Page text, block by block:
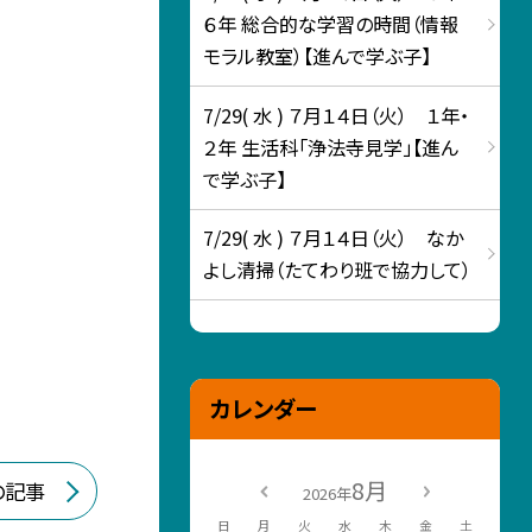
事
６年 総合的な学習の時間（情報
モラル教室）【進んで学ぶ子】
7/29( 水 ) ７月１４日（火） １年・
２年 生活科「浄法寺見学」【進ん
で学ぶ子】
7/29( 水 ) ７月１４日（火） なか
よし清掃（たてわり班で協力して）
カレンダー
2026年8月
日 月 火 水 木 金 土